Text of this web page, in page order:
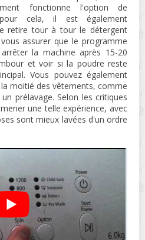
fonctionne l'option de
pour cela, il est également
retire tour à tour le détergent
assurer que le programme
la machine après 15-20
et voir si la poudre reste
Vous pouvez également
moitié des vêtements, comme
prélavage. Selon les critiques
une telle expérience, avec
sont mieux lavées d'un ordre